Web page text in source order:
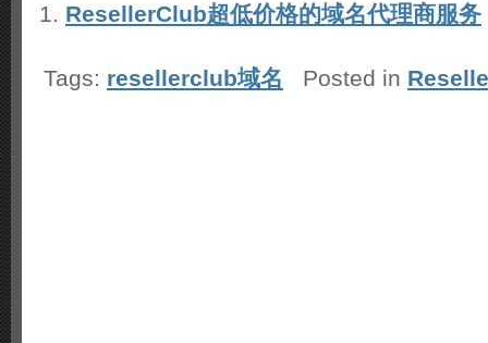
ResellerClub超低价格的域名代理商服务
Tags: resellerclub域名 Posted in